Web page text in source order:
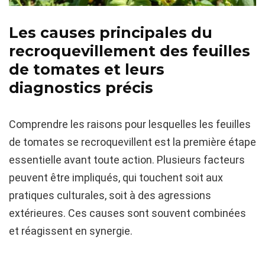
Les causes principales du
recroquevillement des feuilles
de tomates et leurs
diagnostics précis
Comprendre les raisons pour lesquelles les feuilles
de tomates se recroquevillent est la première étape
essentielle avant toute action. Plusieurs facteurs
peuvent être impliqués, qui touchent soit aux
pratiques culturales, soit à des agressions
extérieures. Ces causes sont souvent combinées
et réagissent en synergie.